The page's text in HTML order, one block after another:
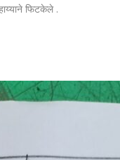
फिटकेले .